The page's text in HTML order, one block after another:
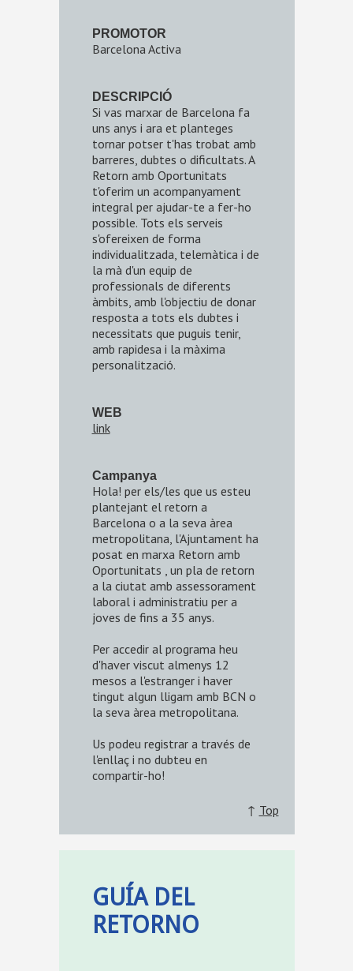
PROMOTOR
Barcelona Activa
DESCRIPCIÓ
Si vas marxar de Barcelona fa
uns anys i ara et planteges
tornar potser t'has trobat amb
barreres, dubtes o dificultats. A
Retorn amb Oportunitats
t'oferim un acompanyament
integral per ajudar-te a fer-ho
possible. Tots els serveis
s'ofereixen de forma
individualitzada, telemàtica i de
la mà d'un equip de
professionals de diferents
àmbits, amb l'objectiu de donar
resposta a tots els dubtes i
necessitats que puguis tenir,
amb rapidesa i la màxima
personalització.
WEB
link
Campanya
Hola! per els/les que us esteu
plantejant el retorn a
Barcelona o a la seva àrea
metropolitana, l'Ajuntament ha
posat en marxa Retorn amb
Oportunitats , un pla de retorn
a la ciutat amb assessorament
laboral i administratiu per a
joves de fins a 35 anys.
Per accedir al programa heu
d'haver viscut almenys 12
mesos a l'estranger i haver
tingut algun lligam amb BCN o
la seva àrea metropolitana.
Us podeu registrar a través de
l'enllaç i no dubteu en
compartir-ho!
↑ Top
GUÍA DEL
RETORNO